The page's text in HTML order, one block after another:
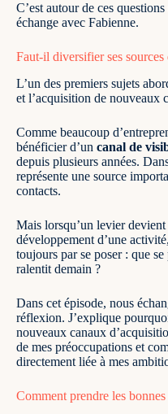
C’est autour de ces
échange avec Fabienne.
Faut-il diversifier ses sources
L’un des premiers sujets
et l’acquisition de nouveaux
Comme beaucoup
bénéficier d’un canal de
depuis plusieurs années.
représente une source
contacts.
Mais lorsqu’un levier
développement d’une
toujours par se poser : que
ralentit demain ?
Dans cet épisode, nous
réflexion. J’explique
nouveaux canaux
de mes préoccupations et
directement liée à mes
Comment prendre les